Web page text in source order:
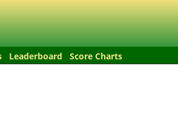
Leaderboard Score Charts